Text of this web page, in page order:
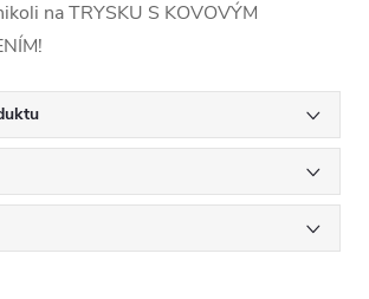
na TRYSKU S KOVOVÝM